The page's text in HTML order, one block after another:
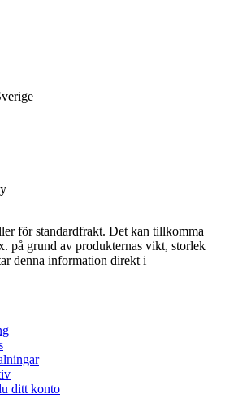
för standardfrakt. Det kan tillkomma
på grund av produkternas vikt, storlek
denna information direkt i
ditt konto